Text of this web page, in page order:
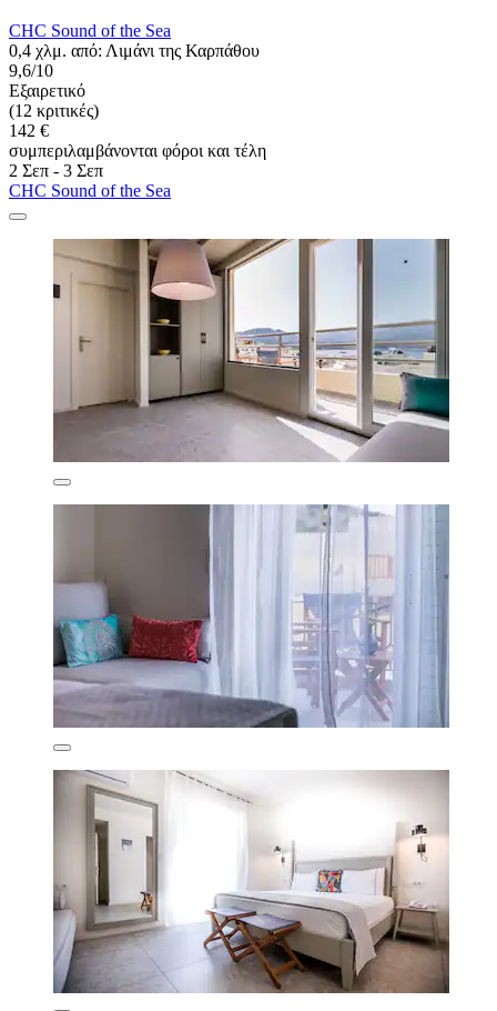
CHC Sound of the Sea
0,4 χλμ. από: Λιμάνι της Καρπάθου
9,6/10
Εξαιρετικό
(12 κριτικές)
142 €
συμπεριλαμβάνονται φόροι και τέλη
2 Σεπ - 3 Σεπ
CHC Sound of the Sea